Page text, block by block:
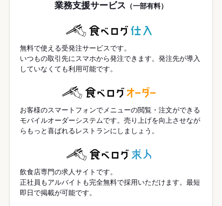
業務支援サービス （一部有料）
無料で使える受発注サービスです。
いつもの取引先にスマホから発注できます。発注先が導入
していなくても利用可能です。
お客様のスマートフォンでメニューの閲覧・注文ができる
モバイルオーダーシステムです。売り上げを向上させなが
らもっと喜ばれるレストランにしましょう。
飲食店専門の求人サイトです。
正社員もアルバイトも完全無料で採用いただけます。最短
即日で掲載が可能です。